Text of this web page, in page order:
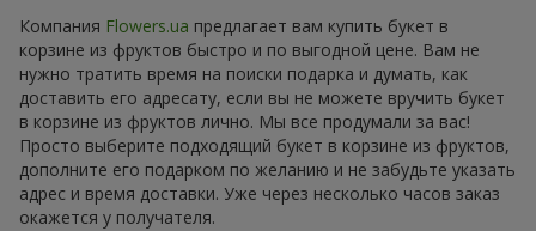
Компания Flowers.ua предлагает вам купить букет в
корзине из фруктов быстро и по выгодной цене. Вам не
нужно тратить время на поиски подарка и думать, как
доставить его адресату, если вы не можете вручить букет
в корзине из фруктов лично. Мы все продумали за вас!
Просто выберите подходящий букет в корзине из фруктов,
дополните его подарком по желанию и не забудьте указать
адрес и время доставки. Уже через несколько часов заказ
окажется у получателя.